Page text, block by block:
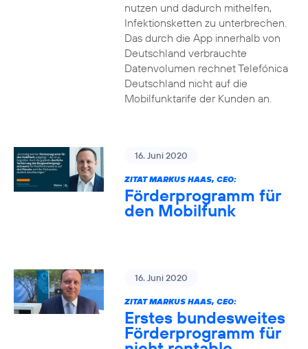
nutzen und dadurch mithelfen,
Infektionsketten zu unterbrechen.
Das durch die App innerhalb von
Deutschland verbrauchte
Datenvolumen rechnet Telefónica
Deutschland nicht auf die
Mobilfunktarife der Kunden an.
16. Juni 2020
ZITAT MARKUS HAAS, CEO:
Förderprogramm für
den Mobilfunk
16. Juni 2020
ZITAT MARKUS HAAS, CEO:
Erstes bundesweites
Förderprogramm für